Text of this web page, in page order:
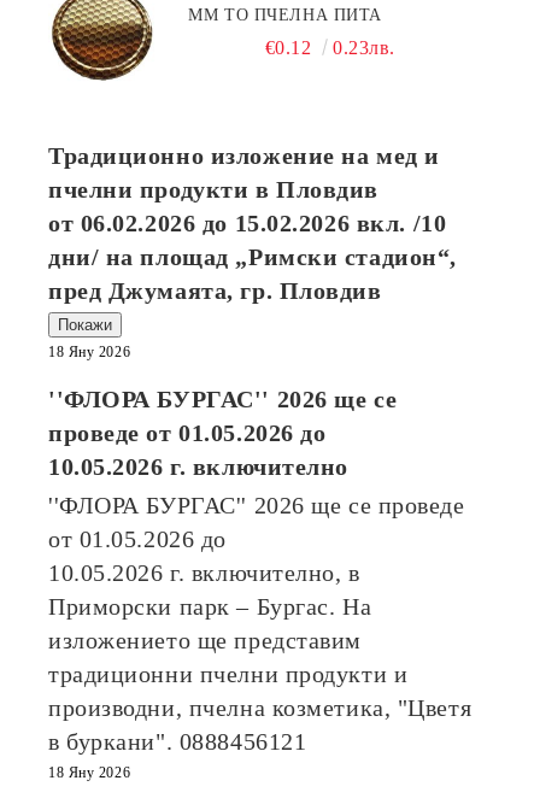
ММ ТО ПЧЕЛНА ПИТА
€0.12 0.23лв.
Традиционно изложение на мед и
пчелни продукти в Пловдив
от 06.02.2026 до 15.02.2026 вкл. /10
дни/ на площад „Римски стадион“,
пред Джумаята, гр. Пловдив
Покажи
18 Яну 2026
''ФЛОРА БУРГАС'' 2026ще се
проведе от01.05.2026 до
10.05.2026 г. включително
''ФЛОРА БУРГАС'' 2026ще се проведе
от 01.05.2026 до
10.05.2026 г. включително, в
Приморски парк – Бургас. На
изложението ще представим
традиционни пчелни продукти и
производни, пчелна козметика, "Цветя
в буркани". 0888456121
18 Яну 2026